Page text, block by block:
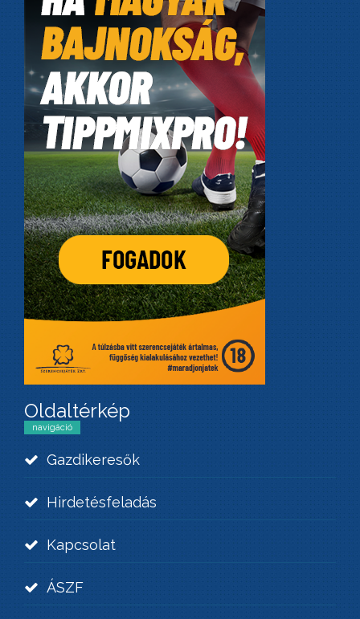
Oldaltérkép
navigáció
Gazdikeresők
Hirdetésfeladás
Kapcsolat
ÁSZF